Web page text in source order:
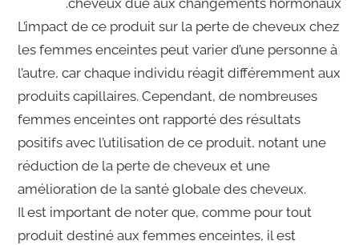
cheveux due aux changements hormonaux.
L’impact de ce produit sur la perte de cheveux chez
les femmes enceintes peut varier d’une personne à
l’autre, car chaque individu réagit différemment aux
produits capillaires. Cependant, de nombreuses
femmes enceintes ont rapporté des résultats
positifs avec l’utilisation de ce produit, notant une
réduction de la perte de cheveux et une
amélioration de la santé globale des cheveux.
Il est important de noter que, comme pour tout
produit destiné aux femmes enceintes, il est